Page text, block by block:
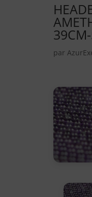
par